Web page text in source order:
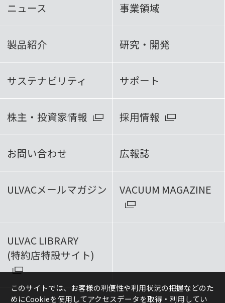
ニュース 事業領域
製品紹介 研究・開発
サステナビリティ サポート
株主・投資家情報 採用情報
お問い合わせ 広報誌
ULVACメールマガジン VACUUM MAGAZINE
ULVAC LIBRARY
(特約店特設サイト)
このサイトでは、お客様の利便性や利用状況の把握などのた
めにCookieを使用してアクセスデータを取得・利用してい